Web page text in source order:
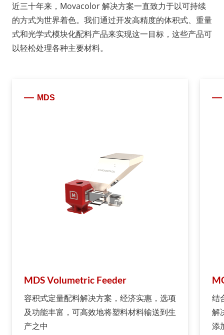
近三十年来，Movacolor 解决方案一直致力于以可持续
的方式为世界着色。我们通过开发高精度的体积式、重量
式和光学式模块化配料产品来实现这一目标，这些产品可
以轻松处理各种主要材料。
MDS
MDS Volumetric Feeder
容积式定量配料解决方案，经济实惠，选项
及功能丰富，可高效地将塑料材料输送到生
产之中
结
解
添